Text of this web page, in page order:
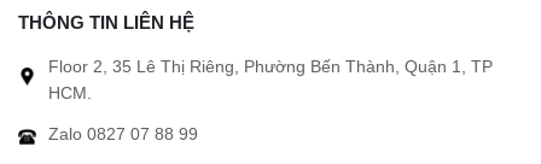
THÔNG TIN LIÊN HỆ
Floor 2, 35 Lê Thị Riêng, Phường Bến Thành, Quận 1, TP
HCM.
Zalo 0827 07 88 99